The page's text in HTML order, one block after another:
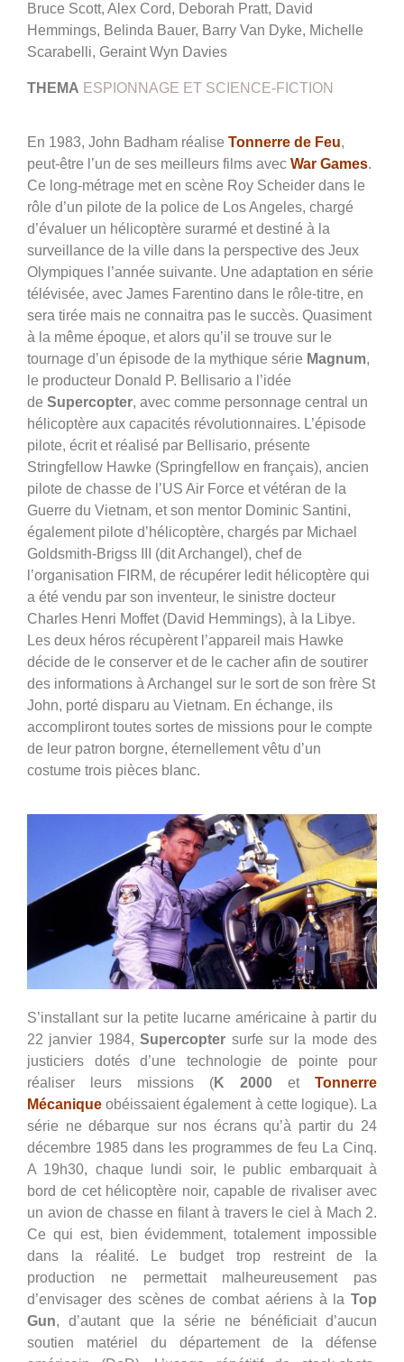
Bruce Scott, Alex Cord, Deborah Pratt, David
Hemmings, Belinda Bauer, Barry Van Dyke, Michelle
Scarabelli, Geraint Wyn Davies
THEMA ESPIONNAGE ET SCIENCE-FICTION
En 1983, John Badham réalise Tonnerre de Feu,
peut-être l’un de ses meilleurs films avec War Games.
Ce long-métrage met en scène Roy Scheider dans le
rôle d’un pilote de la police de Los Angeles, chargé
d’évaluer un hélicoptère surarmé et destiné à la
surveillance de la ville dans la perspective des Jeux
Olympiques l’année suivante. Une adaptation en série
télévisée, avec James Farentino dans le rôle-titre, en
sera tirée mais ne connaitra pas le succès. Quasiment
à la même époque, et alors qu’il se trouve sur le
tournage d’un épisode de la mythique série Magnum,
le producteur Donald P. Bellisario a l’idée
de Supercopter, avec comme personnage central un
hélicoptère aux capacités révolutionnaires. L’épisode
pilote, écrit et réalisé par Bellisario, présente
Stringfellow Hawke (Springfellow en français), ancien
pilote de chasse de l’US Air Force et vétéran de la
Guerre du Vietnam, et son mentor Dominic Santini,
également pilote d’hélicoptère, chargés par Michael
Goldsmith-Brigss III (dit Archangel), chef de
l’organisation FIRM, de récupérer ledit hélicoptère qui
a été vendu par son inventeur, le sinistre docteur
Charles Henri Moffet (David Hemmings), à la Libye.
Les deux héros récupèrent l’appareil mais Hawke
décide de le conserver et de le cacher afin de soutirer
des informations à Archangel sur le sort de son frère St
John, porté disparu au Vietnam. En échange, ils
accompliront toutes sortes de missions pour le compte
de leur patron borgne, éternellement vêtu d’un
costume trois pièces blanc.
S’installant sur la petite lucarne américaine à partir du
22 janvier 1984,Supercopter surfe sur la mode des
justiciers dotés d’une technologie de pointe pour
réaliser leurs missions (K 2000 et Tonnerre
Mécanique obéissaient également à cette logique). La
série ne débarque sur nos écrans qu’à partir du 24
décembre 1985 dans les programmes de feu La Cinq.
A 19h30, chaque lundi soir, le public embarquait à
bord de cet hélicoptère noir, capable de rivaliser avec
un avion de chasse en filant à travers le ciel à Mach 2.
Ce qui est, bien évidemment, totalement impossible
dans la réalité. Le budget trop restreint de la
production ne permettait malheureusement pas
d’envisager des scènes de combat aériens à la Top
Gun, d’autant que la série ne bénéficiait d’aucun
soutien matériel du département de la défense